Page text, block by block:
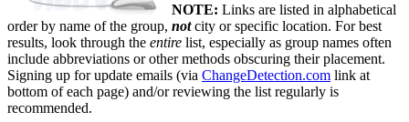
NOTE: Links are listed in alphabetical
order by name of the group, notcity or specific location. For best
results, look through the entire list, especially as group names often
include abbreviations or other methods obscuring their placement.
Signing up for update emails (via ChangeDetection.com link at
bottom of each page) and/or reviewing the list regularly is
recommended.